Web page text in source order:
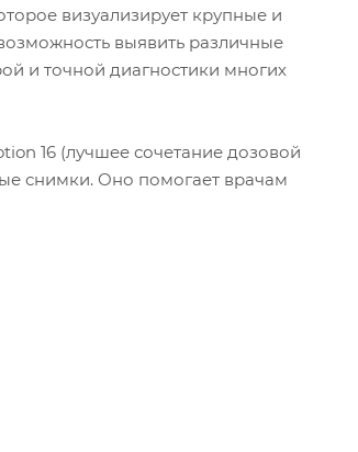
визуализирует крупные и
выявить различные
и точной диагностики многих
16 (лучшее сочетание дозовой
снимки. Оно помогает врачам